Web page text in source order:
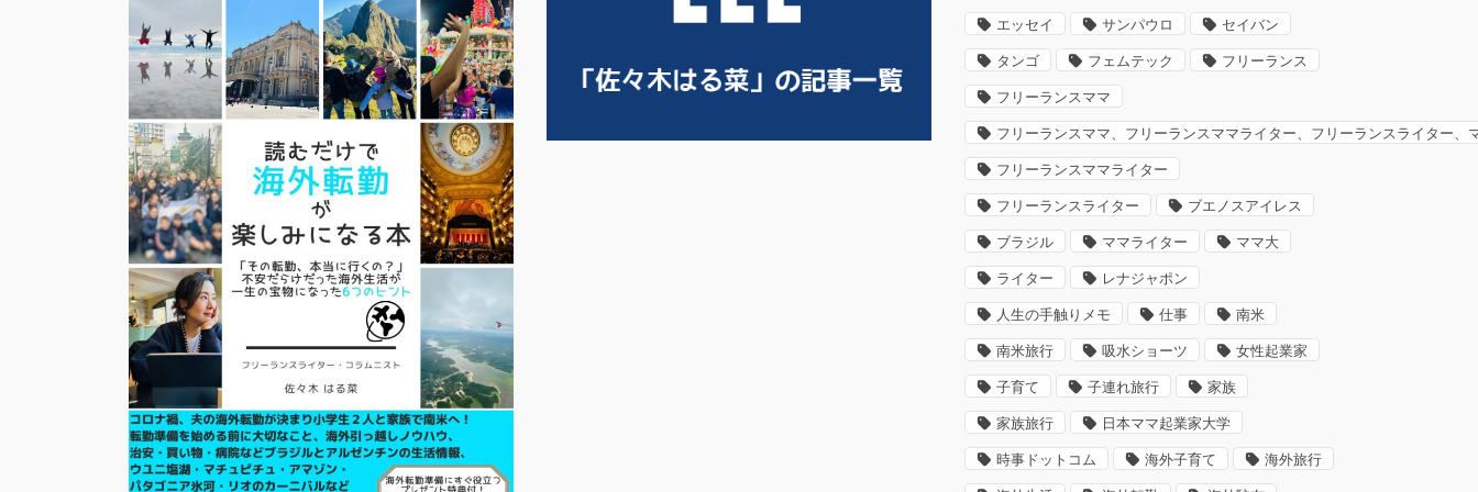
エッセイ サンパウロ セイバン
タンゴ フェムテック フリーランス
フリーランスママ
フリーランスママ、フリーランスママライター、フリーランスライター、
フリーランスママライター
フリーランスライター ブエノスアイレス
ブラジル ママライター ママ大
ライター レナジャポン
人生の手触りメモ 仕事 南米
南米旅行 吸水ショーツ 女性起業家
子育て 子連れ旅行 家族
家族旅行 日本ママ起業家大学
時事ドットコム 海外子育て 海外旅行